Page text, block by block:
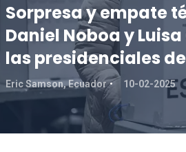
Sorpresa y empate
Daniel Noboa y
las presidenciales
Eric Samson, Ecuador 10-02-2025